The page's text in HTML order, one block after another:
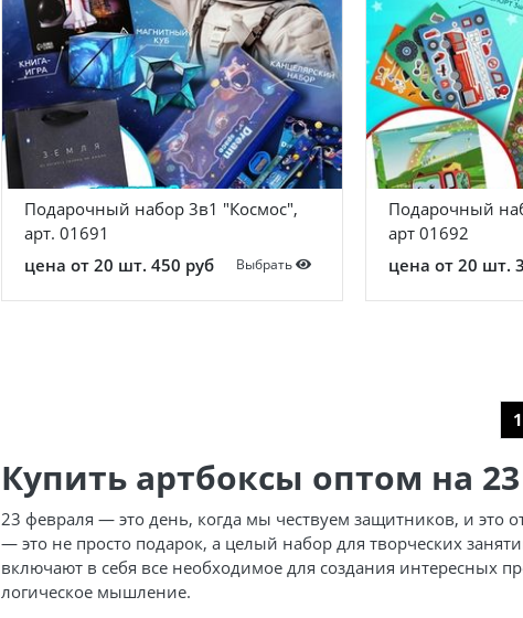
Подарочный набор 3в1 "Космос",
арт. 01691
цена от 20 шт. 450 руб
Выбрать
Подарочный
арт 01692
цена от 20 шт.
1
Купить артбоксы оптом на
23 февраля — это день, когда мы чествуем защитников, и это
— это не просто подарок, а целый набор для творческих
включают в себя все необходимое для создания интересных
логическое мышление.